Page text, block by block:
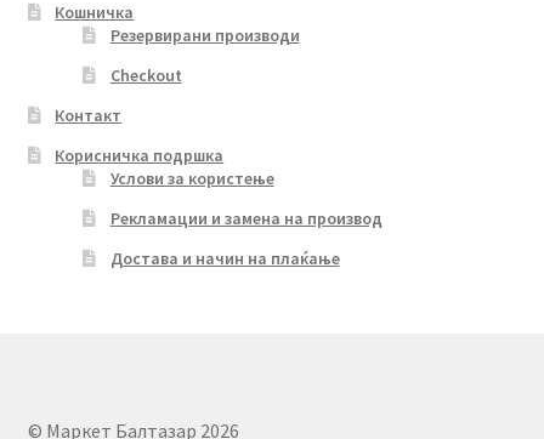
Кошничка
Резервирани производи
Checkout
Контакт
Корисничка подршка
Услови за користење
Рекламации и замена на производ
Достава и начин на плаќање
© Маркет Балтазар 2026